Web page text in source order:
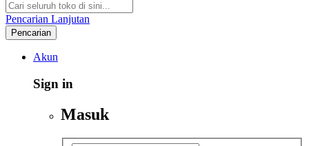
Pencarian Lanjutan
Pencarian
Akun
Sign in
Masuk